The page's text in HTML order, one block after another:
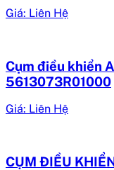
Giá: Liên Hệ
Cụm điều khiển
5613073R01000
Giá: Liên Hệ
CỤM ĐIỀU